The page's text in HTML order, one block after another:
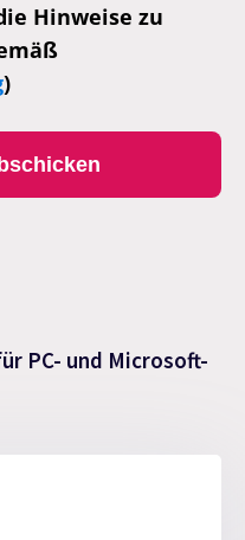
Hinweise zu
)
PC- und Microsoft-